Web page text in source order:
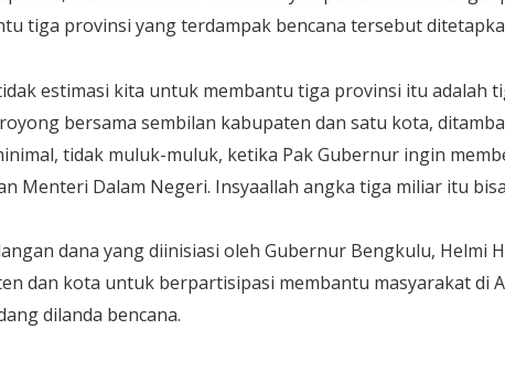
tiga provinsi yang terdampak bencana tersebut
estimasi kita untuk membantu tiga provinsi itu adalah
bersama sembilan kabupaten dan satu kota,
tidak muluk-muluk, ketika Pak Gubernur ingin
Menteri Dalam Negeri. Insyaallah angka tiga miliar itu
dana yang diinisiasi oleh Gubernur Bengkulu, Helmi
dan kota untuk berpartisipasi membantu masyarakat di
dilanda bencana.